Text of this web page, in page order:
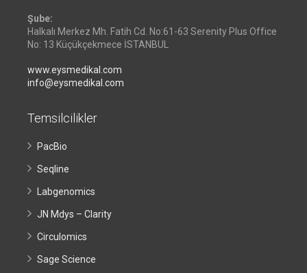
Şube:
Halkalı Merkez Mh. Fatih Cd. No:61-63 Serenity Plus Office
No: 13 Küçükçekmece İSTANBUL
www.eysmedikal.com
info@eysmedikal.com
Temsilcilikler
PacBio
Seqline
Labgenomics
JN Mdys – Clarity
Circulomics
Sage Science